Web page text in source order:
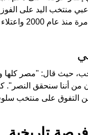
منتخب اليد على
منصة التتويج.
حيث قال: "مصر
من أننا سنحقق النصر".
التفوق على منتخب